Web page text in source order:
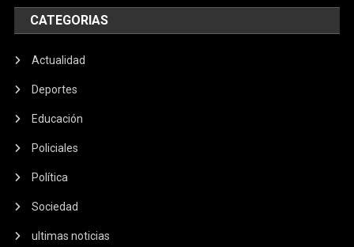
CATEGORIAS
Actualidad
Deportes
Educación
Policiales
Política
Sociedad
ultimas noticias